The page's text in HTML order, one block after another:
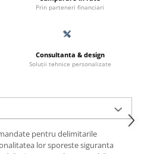
Prin parteneri financiari
Consultanta & design
Soluții tehnice personalizate
pentru delimitarile
lor sporeste siguranta